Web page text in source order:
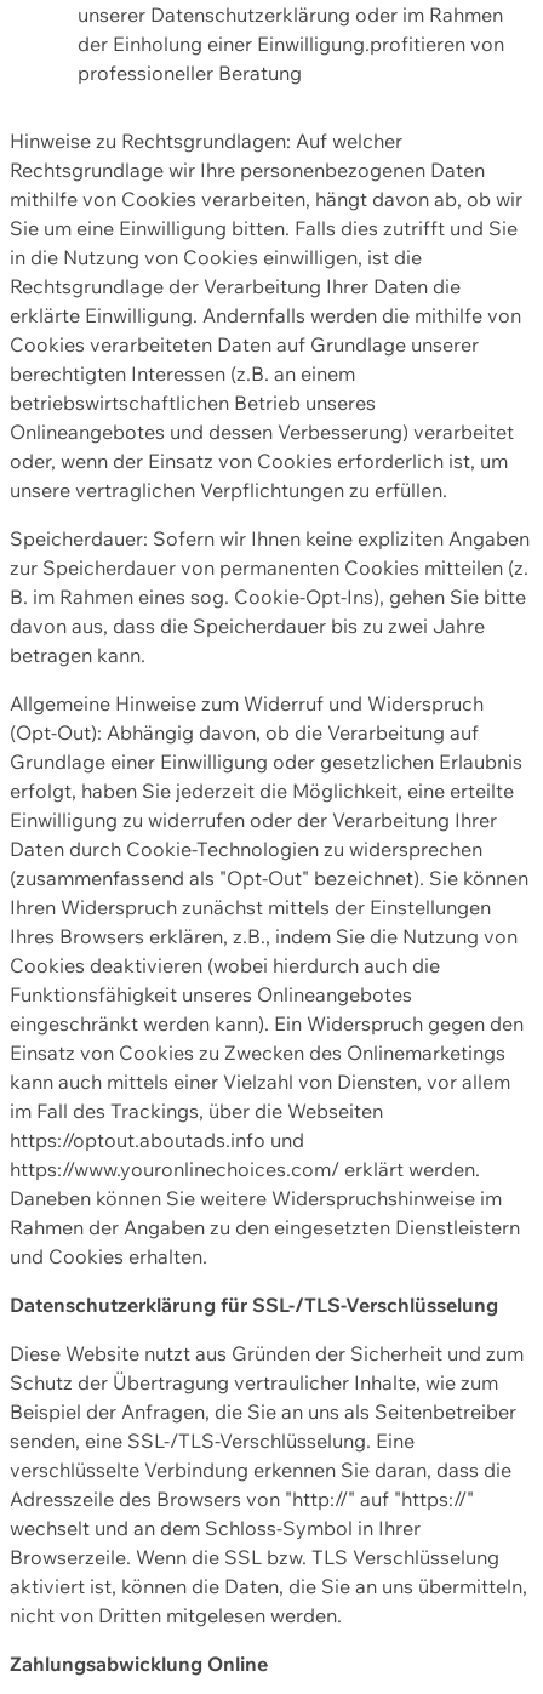
unserer Datenschutzerklärung oder im Rahmen
der Einholung einer Einwilligung.profitieren von
professioneller Beratung
Hinweise zu Rechtsgrundlagen: Auf welcher
Rechtsgrundlage wir Ihre personenbezogenen Daten
mithilfe von Cookies verarbeiten, hängt davon ab, ob wir
Sie um eine Einwilligung bitten. Falls dies zutrifft und Sie
in die Nutzung von Cookies einwilligen, ist die
Rechtsgrundlage der Verarbeitung Ihrer Daten die
erklärte Einwilligung. Andernfalls werden die mithilfe von
Cookies verarbeiteten Daten auf Grundlage unserer
berechtigten Interessen (z.B. an einem
betriebswirtschaftlichen Betrieb unseres
Onlineangebotes und dessen Verbesserung) verarbeitet
oder, wenn der Einsatz von Cookies erforderlich ist, um
unsere vertraglichen Verpflichtungen zu erfüllen.
Speicherdauer: Sofern wir Ihnen keine expliziten Angaben
zur Speicherdauer von permanenten Cookies mitteilen (z.
B. im Rahmen eines sog. Cookie-Opt-Ins), gehen Sie bitte
davon aus, dass die Speicherdauer bis zu zwei Jahre
betragen kann.
Allgemeine Hinweise zum Widerruf und Widerspruch
(Opt-Out): Abhängig davon, ob die Verarbeitung auf
Grundlage einer Einwilligung oder gesetzlichen Erlaubnis
erfolgt, haben Sie jederzeit die Möglichkeit, eine erteilte
Einwilligung zu widerrufen oder der Verarbeitung Ihrer
Daten durch Cookie-Technologien zu widersprechen
(zusammenfassend als "Opt-Out" bezeichnet). Sie können
Ihren Widerspruch zunächst mittels der Einstellungen
Ihres Browsers erklären, z.B., indem Sie die Nutzung von
Cookies deaktivieren (wobei hierdurch auch die
Funktionsfähigkeit unseres Onlineangebotes
eingeschränkt werden kann). Ein Widerspruch gegen den
Einsatz von Cookies zu Zwecken des Onlinemarketings
kann auch mittels einer Vielzahl von Diensten, vor allem
im Fall des Trackings, über die Webseiten
https://optout.aboutads.info und
https://www.youronlinechoices.com/ erklärt werden.
Daneben können Sie weitere Widerspruchshinweise im
Rahmen der Angaben zu den eingesetzten Dienstleistern
und Cookies erhalten.
Datenschutzerklärung für SSL-/TLS-Verschlüsselung
Diese Website nutzt aus Gründen der Sicherheit und zum
Schutz der Übertragung vertraulicher Inhalte, wie zum
Beispiel der Anfragen, die Sie an uns als Seitenbetreiber
senden, eine SSL-/TLS-Verschlüsselung. Eine
verschlüsselte Verbindung erkennen Sie daran, dass die
Adresszeile des Browsers von "http://" auf "https://"
wechselt und an dem Schloss-Symbol in Ihrer
Browserzeile. Wenn die SSL bzw. TLS Verschlüsselung
aktiviert ist, können die Daten, die Sie an uns übermitteln,
nicht von Dritten mitgelesen werden.
Zahlungsabwicklung Online